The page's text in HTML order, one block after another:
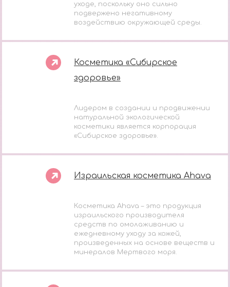
уходе, поскольку оно сильно
подвержено негативному
воздействию окружающей среды.
Косметика «Сибирское
здоровье»
Лидером в создании и продвижении
натуральной экологической
косметики является корпорация
«Сибирское здоровье».
Израильская косметика Ahava
Косметика Ahava – это продукция
израильского производителя
средств по омолаживанию и
ежедневному уходу за кожей,
произведенных на основе веществ и
минералов Мертвого моря.